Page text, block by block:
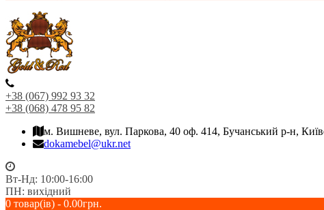
+38 (067) 992 93 32
+38 (068) 478 95 82
м. Вишневе, вул. Паркова, 40 оф. 414, Бучанський р-н,
dokamebel@ukr.net
Вт-Нд: 10:00-16:00
ПН: вихідний
0 товар(ів) - 0.00грн.